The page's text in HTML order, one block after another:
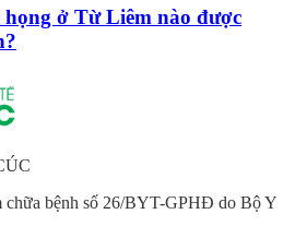
ở Từ Liêm nào được
chữa bệnh số 26/BYT-GPHĐ do Bộ Y